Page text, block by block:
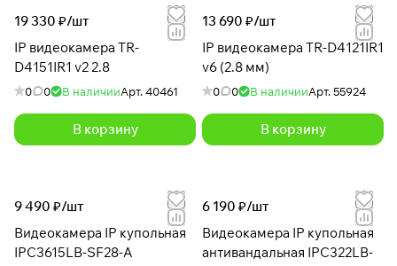
19 330 ₽/шт
IP видеокамера TR-
D4151IR1 v2 2.8
0 0 В наличииАрт.40461
В корзину
13 690 ₽/шт
IP видеокамера TR-D4121IR1
v6 (2.8 мм)
0 0 В наличииАрт.55924
В корзину
9 490 ₽/шт
Видеокамера IP купольная
IPC3615LB-SF28-A
6 190 ₽/шт
Видеокамера IP купольная
антивандальная IPC322LB-